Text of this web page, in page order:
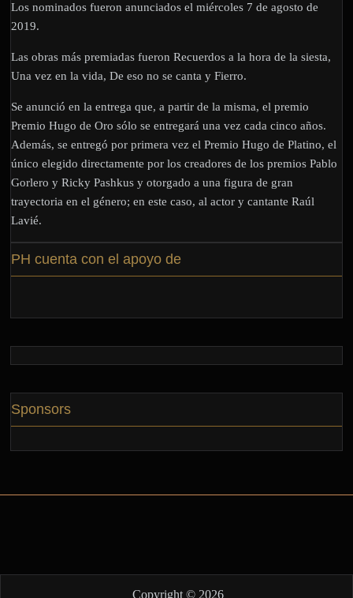
Los nominados fueron anunciados el miércoles 7 de agosto de
2019.
Las obras más premiadas fueron Recuerdos a la hora de la siesta,
Una vez en la vida, De eso no se canta y Fierro.
Se anunció en la entrega que, a partir de la misma, el premio
Premio Hugo de Oro sólo se entregará una vez cada cinco años.
Además, se entregó por primera vez el Premio Hugo de Platino, el
único elegido directamente por los creadores de los premios Pablo
Gorlero y Ricky Pashkus y otorgado a una figura de gran
trayectoria en el género; en este caso, al actor y cantante Raúl
Lavié.
PH cuenta con el apoyo de
Sponsors
Copyright © 2026